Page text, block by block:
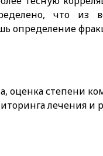
что из
определение
оценка степени
лечения и